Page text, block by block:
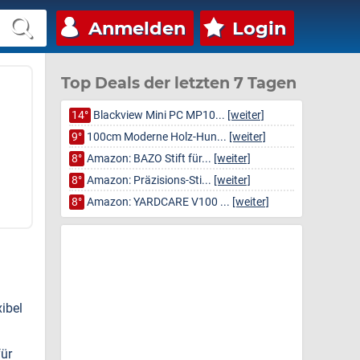
Anmelden Login
Top Deals der letzten 7 Tagen
14° Blackview Mini PC MP10... [weiter]
9° 100cm Moderne Holz-Hun... [weiter]
8° Amazon: BAZO Stift für... [weiter]
8° Amazon: Präzisions-Sti... [weiter]
8° Amazon: YARDCARE V100 ... [weiter]